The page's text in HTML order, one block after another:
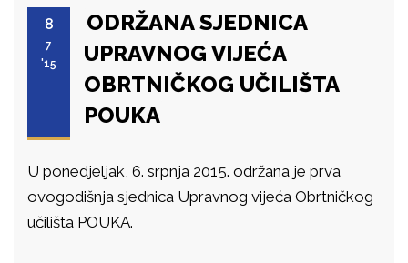
8
7
'15
ODRŽANA SJEDNICA
UPRAVNOG VIJEĆA
OBRTNIČKOG UČILIŠTA
POUKA
U ponedjeljak, 6. srpnja 2015. održana je prva
ovogodišnja sjednica Upravnog vijeća Obrtničkog
učilišta POUKA.